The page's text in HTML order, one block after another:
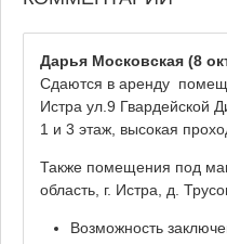
Дарья Московская (8
Сдаются в аренду
Истра ул.9 Гвардейской
1 и 3 этаж, высокая
Также помещения под
область, г. Истра, д.
Возможность